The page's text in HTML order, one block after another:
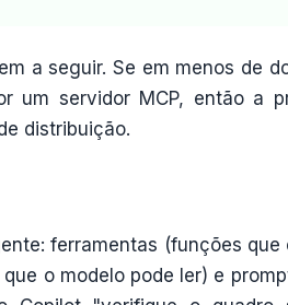
a seguir. Se em menos de
um servidor MCP, então a
distribuição.
ferramentas (funções que
o modelo pode ler) e